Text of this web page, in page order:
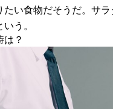
たい食物だそうだ。サ
う。
は？